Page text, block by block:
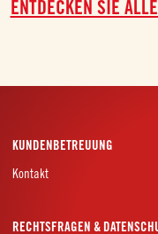
ENTDECKEN SIE
KUNDENBETREUUNG
Kontakt
RECHTSFRAGEN &